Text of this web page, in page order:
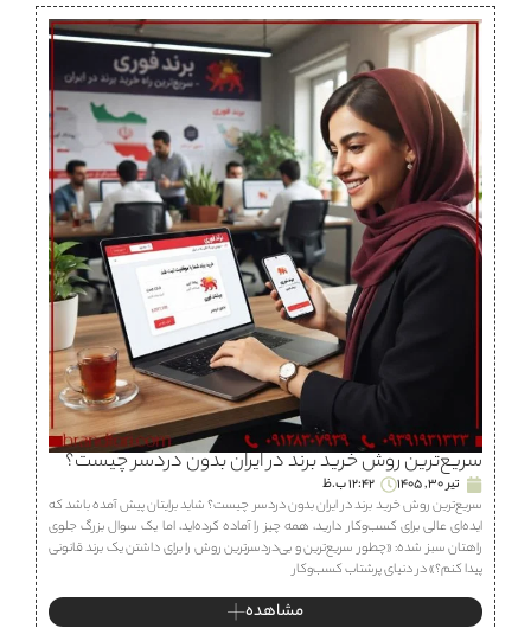
سریع‌ترین روش خرید برند در ایران بدون دردسر چیست؟
تیر 30, 1405
12:42 ب.ظ
سریع‌ترین روش خرید برند در ایران بدون دردسر چیست؟ شاید برایتان پیش آمده باشد که
ایده‌ای عالی برای کسب‌وکار دارید، همه چیز را آماده کرده‌اید، اما یک سوال بزرگ جلوی
راهتان سبز شده: «چطور سریع‌ترین و بی‌دردسرترین روش را برای داشتن یک برند قانونی
پیدا کنم؟» در دنیای پرشتاب کسب‌وکار
مشاهده